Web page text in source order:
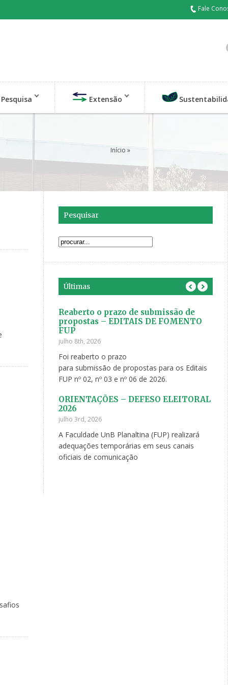
Fale
Pesquisa Extensão
Início »
Pesquisar
Últimas
1/2026
5 de março,
híbrida na
convidamos
a participar das
Reaberto o prazo de submissão de
propostas – EDITAIS DE FOMENTO
FUP
julho 8th, 2026
Foi reaberto o prazo
para submissão de propostas para os Editais
FUP nº 02, nº 03 e nº 06 de 2026.
ORIENTAÇÕES – DEFESO ELEITORAL
2026
julho 3rd, 2026
A Faculdade UnB Planaltina (FUP) realizará
adequações temporárias em seus canais
oficiais de comunicação
do